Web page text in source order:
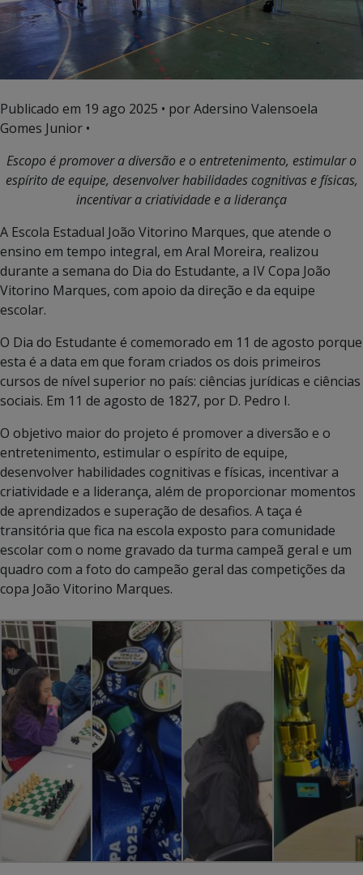
Publicado em 19 ago 2025 • por Adersino Valensoela
Gomes Junior •
Escopo é promover a diversão e o entretenimento, estimular o
espírito de equipe, desenvolver habilidades cognitivas e físicas,
incentivar a criatividade e a liderança
A Escola Estadual João Vitorino Marques, que atende o
ensino em tempo integral, em Aral Moreira, realizou
durante a semana do Dia do Estudante, a IV Copa João
Vitorino Marques, com apoio da direção e da equipe
escolar.
O Dia do Estudante é comemorado em 11 de agosto porque
esta é a data em que foram criados os dois primeiros
cursos de nível superior no país: ciências jurídicas e ciências
sociais. Em 11 de agosto de 1827, por D. Pedro I.
O objetivo maior do projeto é promover a diversão e o
entretenimento, estimular o espírito de equipe,
desenvolver habilidades cognitivas e físicas, incentivar a
criatividade e a liderança, além de proporcionar momentos
de aprendizados e superação de desafios. A taça é
transitória que fica na escola exposto para comunidade
escolar com o nome gravado da turma campeã geral e um
quadro com a foto do campeão geral das competições da
copa João Vitorino Marques.